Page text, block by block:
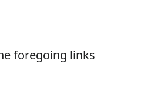
foregoing links